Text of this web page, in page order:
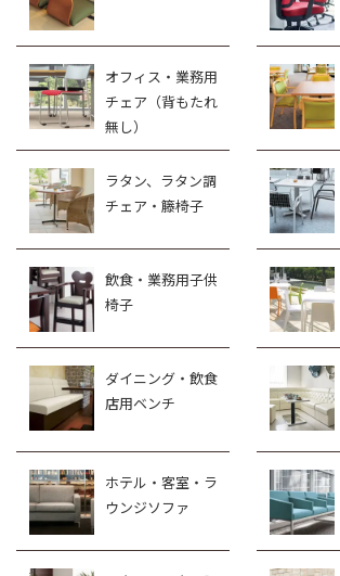
オフィス・業務用
チェア（背もたれ
無し）
ラタン、ラタン調
チェア・籐椅子
飲食・業務用子供
椅子
ダイニング・飲食
店用ベンチ
ホテル・客室・ラ
ウンジソファ